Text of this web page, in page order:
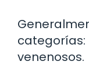
categorías:
venenosos.